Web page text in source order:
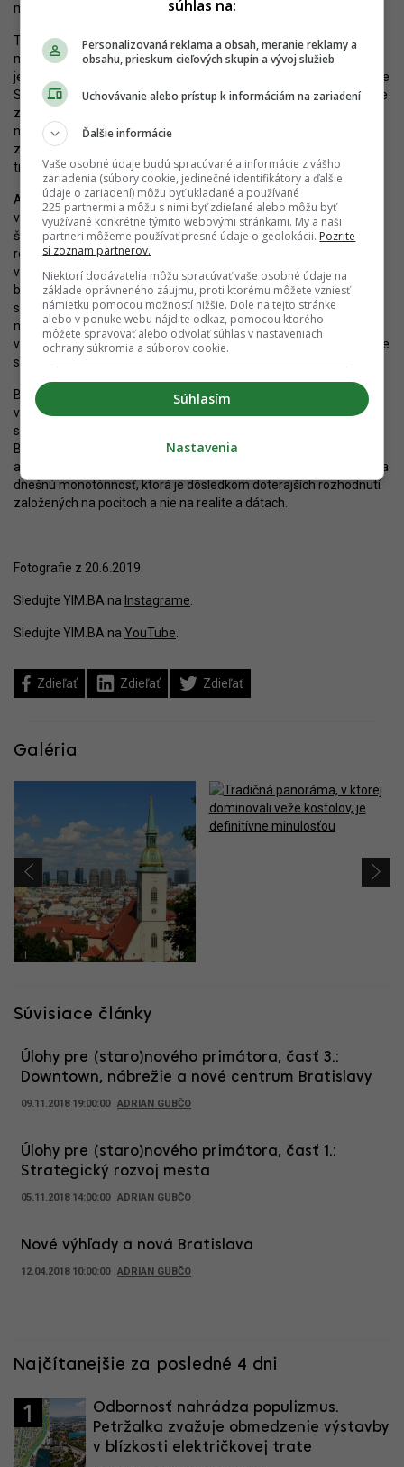
metropoly, ktorá má ambíciu pritiahnuť talent a investície.
Tieto záujmy sú v rozpore s návrhom stanoviť hranicu výšky 111
metrov, ktorá je už dnes irelevantná, keď ju prevýši minimálne
jedenásť budov. Okrem toho je aj reštrikčná, lebo v Hlavnom meste
Slovenska je potenciál stavať aj do väčších výšok, ktorý je aktuálne
zbytočne ubíjaný. Ospravedlnenia v podobe dopravnej záťaže sú
nezmyselné, keď aj nové vedenie Magistrátu pripúšťa, že chce
zmeniť metodiku dopravno-kapacitných posúdení, podľa ktorých
treba počítať kapacitu ulíc podľa ľudí a nie vozidiel.
Ak je teda v lokalite možné zabezpečiť obsluhu kapacitnou linkou
verejnej dopravy (teda električkami alebo vlakmi), dobudovať
široké chodníky a segregované cyklodiaľnice, vytvoriť
reprezentatívne verejné priestranstvá a umiestniť budovu
v kontakte s inými vežami, neexistuje dôvod, prečo by výškové
budovy nemohli mať aj 120, 130 alebo aj 170 metrov. S výškou by
sa mohlo narábať flexibilne výmenou za benefity pre verejnosť,
napríklad v podobe kultúrneho centra v rámci developmentu,
väčšieho objemu zelene alebo organizácie architektonickej súťaže
s prestížnymi medzinárodnými architektami.
Bratislavu tak čaká vážna a pre mnohých nepochybne aj veľmi
výbušná téma. Nepochybne sa ozvú ochrancovia „tradičnej
siluety“, ktorá však existuje už len na starých fotografiách. Nová
Bratislava bude aj naďalej napĺňaná vežami, a je teraz na meste,
aby tieto veže metropole prospeli. V opačnom prípade len dotvoria
dnešnú monotónnosť, ktorá je dôsledkom doterajších rozhodnutí
založených na pocitoch a nie na realite a dátach.
Fotografie z 20.6.2019.
Sledujte YIM.BA na Instagrame
Sledujte YIM.BA na YouTube
Zdieľať Zdieľať Zdieľať
Galéria
Súvisiace články
Úlohy pre (staro)nového primátora, časť 3.:
Downtown, nábrežie a nové centrum Bratislavy
09.11.2018 19:00:00 ADRIAN GUBČO
Úlohy pre (staro)nového primátora, časť 1.:
Strategický rozvoj mesta
05.11.2018 14:00:00 ADRIAN GUBČO
Nové výhľady a nová Bratislava
12.04.2018 10:00:00 ADRIAN GUBČO
Najčítanejšie za posledné 4 dni
1
Odbornosť nahrádza populizmus.
Petržalka zvažuje obmedzenie výstavby
v blízkosti električkovej trate
súhlas na:
Personalizovaná reklama a obsah, meranie reklamy a
obsahu, prieskum cieľových skupín a vývoj služieb
Uchovávanie alebo prístup k informáciám na zariadení
Ďalšie informácie
Vaše osobné údaje budú spracúvané a informácie z vášho
zariadenia (súbory cookie, jedinečné identifikátory a ďalšie
údaje o zariadení) môžu byť ukladané a používané
225 partnermi a môžu s nimi byť zdieľané alebo môžu byť
využívané konkrétne týmito webovými stránkami. My a naši
partneri môžeme používať presné údaje o geolokácii. Pozrite
si zoznam partnerov.
Niektorí dodávatelia môžu spracúvať vaše osobné údaje na
základe oprávneného záujmu, proti ktorému môžete vzniesť
námietku pomocou možností nižšie. Dole na tejto stránke
alebo v ponuke webu nájdite odkaz, pomocou ktorého
môžete spravovať alebo odvolať súhlas v nastaveniach
ochrany súkromia a súborov cookie.
Súhlasím
Nastavenia